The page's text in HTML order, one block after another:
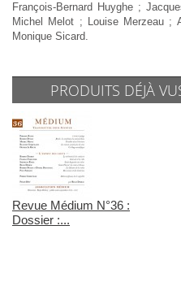
François-Bernard Huyghe ;
Michel Melot ; Louise Merzeau ;
Monique Sicard.
PRODUITS DÉJÀ
Revue Médium N°36 :
Dossier :...